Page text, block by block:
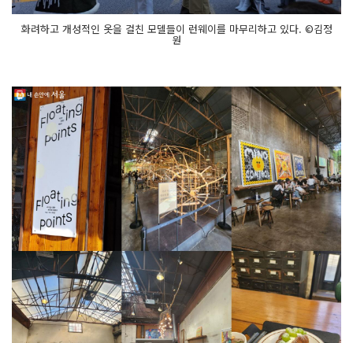
화려하고 개성적인 옷을 걸친 모델들이 런웨이를 마무리하고 있다. ©김정
원